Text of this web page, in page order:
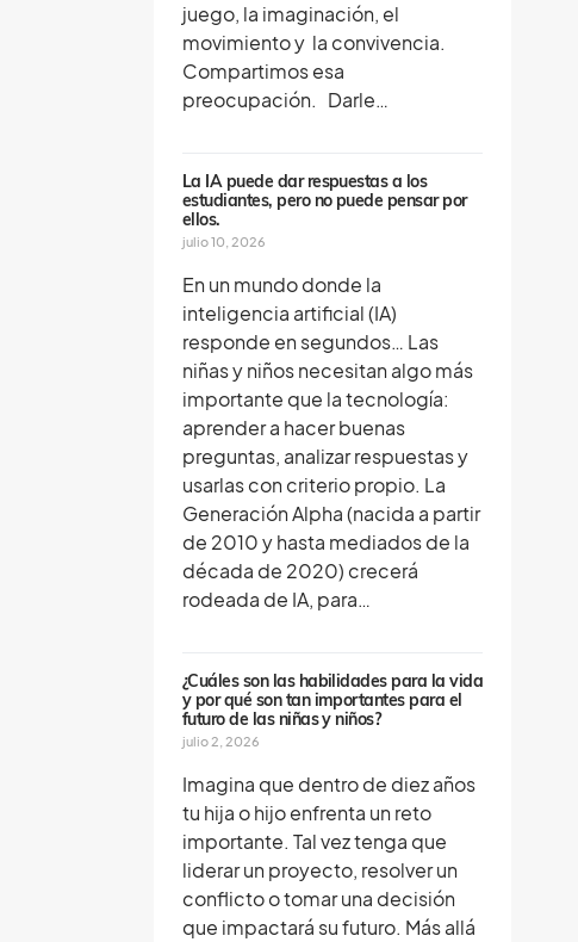
juego, la imaginación, el
movimiento y la convivencia.
Compartimos esa
preocupación. Darle…
La IA puede dar respuestas a los
estudiantes, pero no puede pensar por
ellos.
julio 10, 2026
En un mundo donde la
inteligencia artificial (IA)
responde en segundos… Las
niñas y niños necesitan algo más
importante que la tecnología:
aprender a hacer buenas
preguntas, analizar respuestas y
usarlas con criterio propio. La
Generación Alpha (nacida a partir
de 2010 y hasta mediados de la
década de 2020) crecerá
rodeada de IA, para…
¿Cuáles son las habilidades para la vida
y por qué son tan importantes para el
futuro de las niñas y niños?
julio 2, 2026
Imagina que dentro de diez años
tu hija o hijo enfrenta un reto
importante. Tal vez tenga que
liderar un proyecto, resolver un
conflicto o tomar una decisión
que impactará su futuro. Más allá